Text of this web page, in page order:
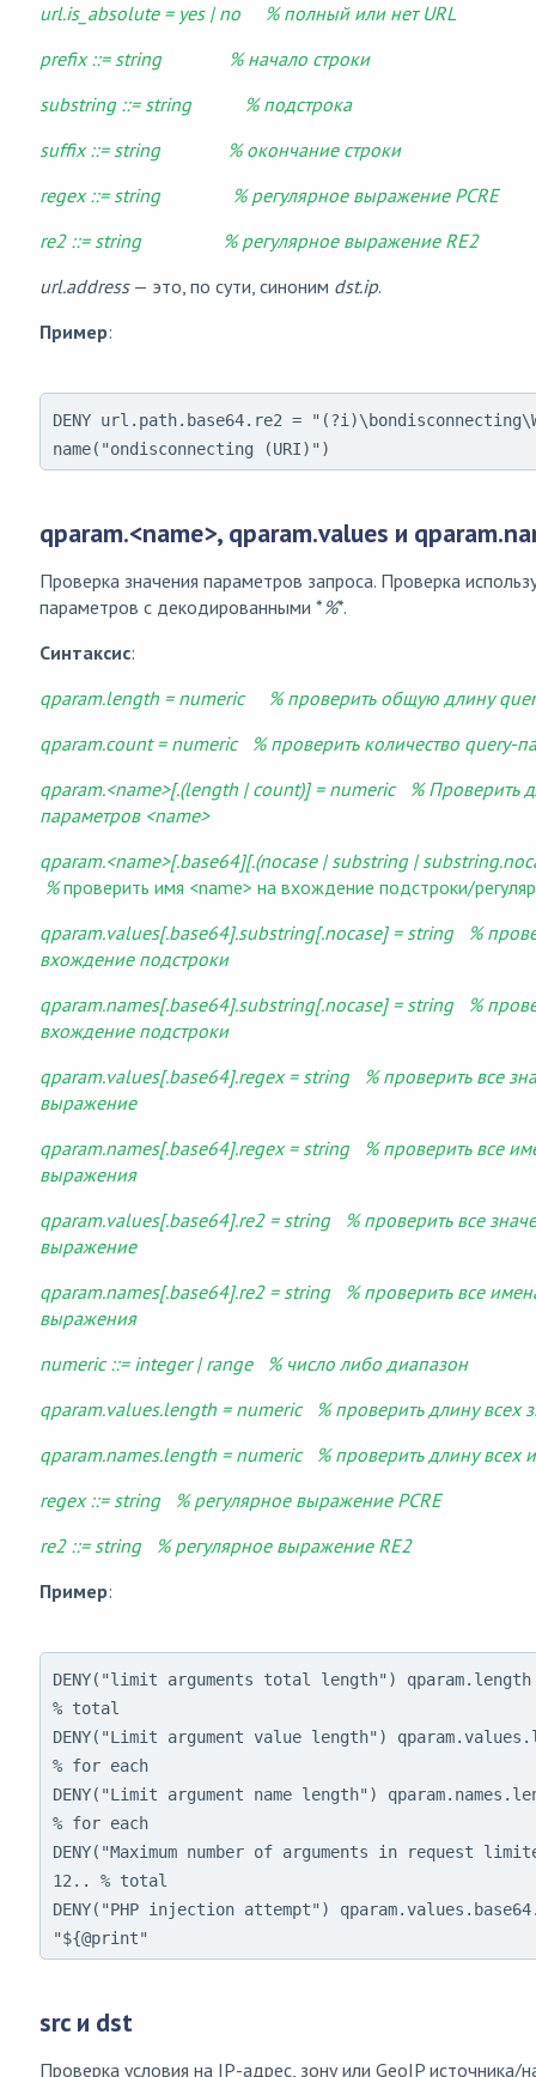
url.is_absolute = yes | no % полный или нет URL
prefix ::= string % начало строки
substring ::= string % подстрока
suffix ::= string % окончание строки
regex ::= string % регулярное выражение PCRE
re2 ::= string % регулярное выражение RE2
url.address— это, по сути, синоним dst.ip.
Пример:
DENY url.path.base64.re2 =
name("ondisconnecting (URI)")
qparam.<name>, qparam.values и
Проверка значения параметров запроса. Проверка
параметров c декодированными *%*.
Синтаксис:
qparam.length = numeric % проверить общую длину
qparam.count = numeric % проверить количество query-
qparam.<name>[.(length | count)] = numeric % Проверить
параметров <name>
qparam.<name>[.base64][.(nocase | substring |
%проверить имя <name> на вхождение подстроки/
qparam.values[.base64].substring[.nocase] = string %
вхождение подстроки
qparam.names[.base64].substring[.nocase] = string %
вхождение подстроки
qparam.values[.base64].regex = string % проверить все
выражение
qparam.names[.base64].regex = string % проверить все
выражения
qparam.values[.base64].re2 = string % проверить все
выражение
qparam.names[.base64].re2 = string % проверить все
выражения
numeric ::= integer | range % число либо диапазон
qparam.values.length = numeric % проверить длину всех
qparam.names.length = numeric % проверить длину всех
regex ::= string % регулярное выражение PCRE
re2 ::= string % регулярное выражение RE2
Пример:
DENY("limit arguments total length")
% total
DENY("Limit argument value length")
% for each
DENY("Limit argument name length")
% for each
DENY("Maximum number of arguments in request
12.. % total
DENY("PHP injection attempt")
"${@print"
src и dst
Проверка условия на IP-адрес, зону или GeoIP источника/